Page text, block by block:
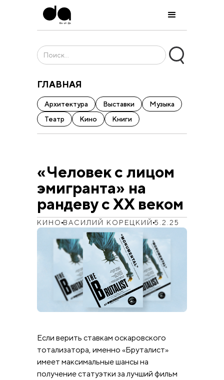
ГЛАВНАЯ
Архитектура Выставки
Музыка
Театр
Кино Книги
«Человек с лицом
эмигранта» на
рандеву с ХХ веком
КИНО ВАСИЛИЙ КОРЕЦКИЙ 5.2.25
Если верить ставкам оскаровского
тотализатора, именно «Бруталист»
имеет максимальные шансы на
получение статуэтки за лучший фильм